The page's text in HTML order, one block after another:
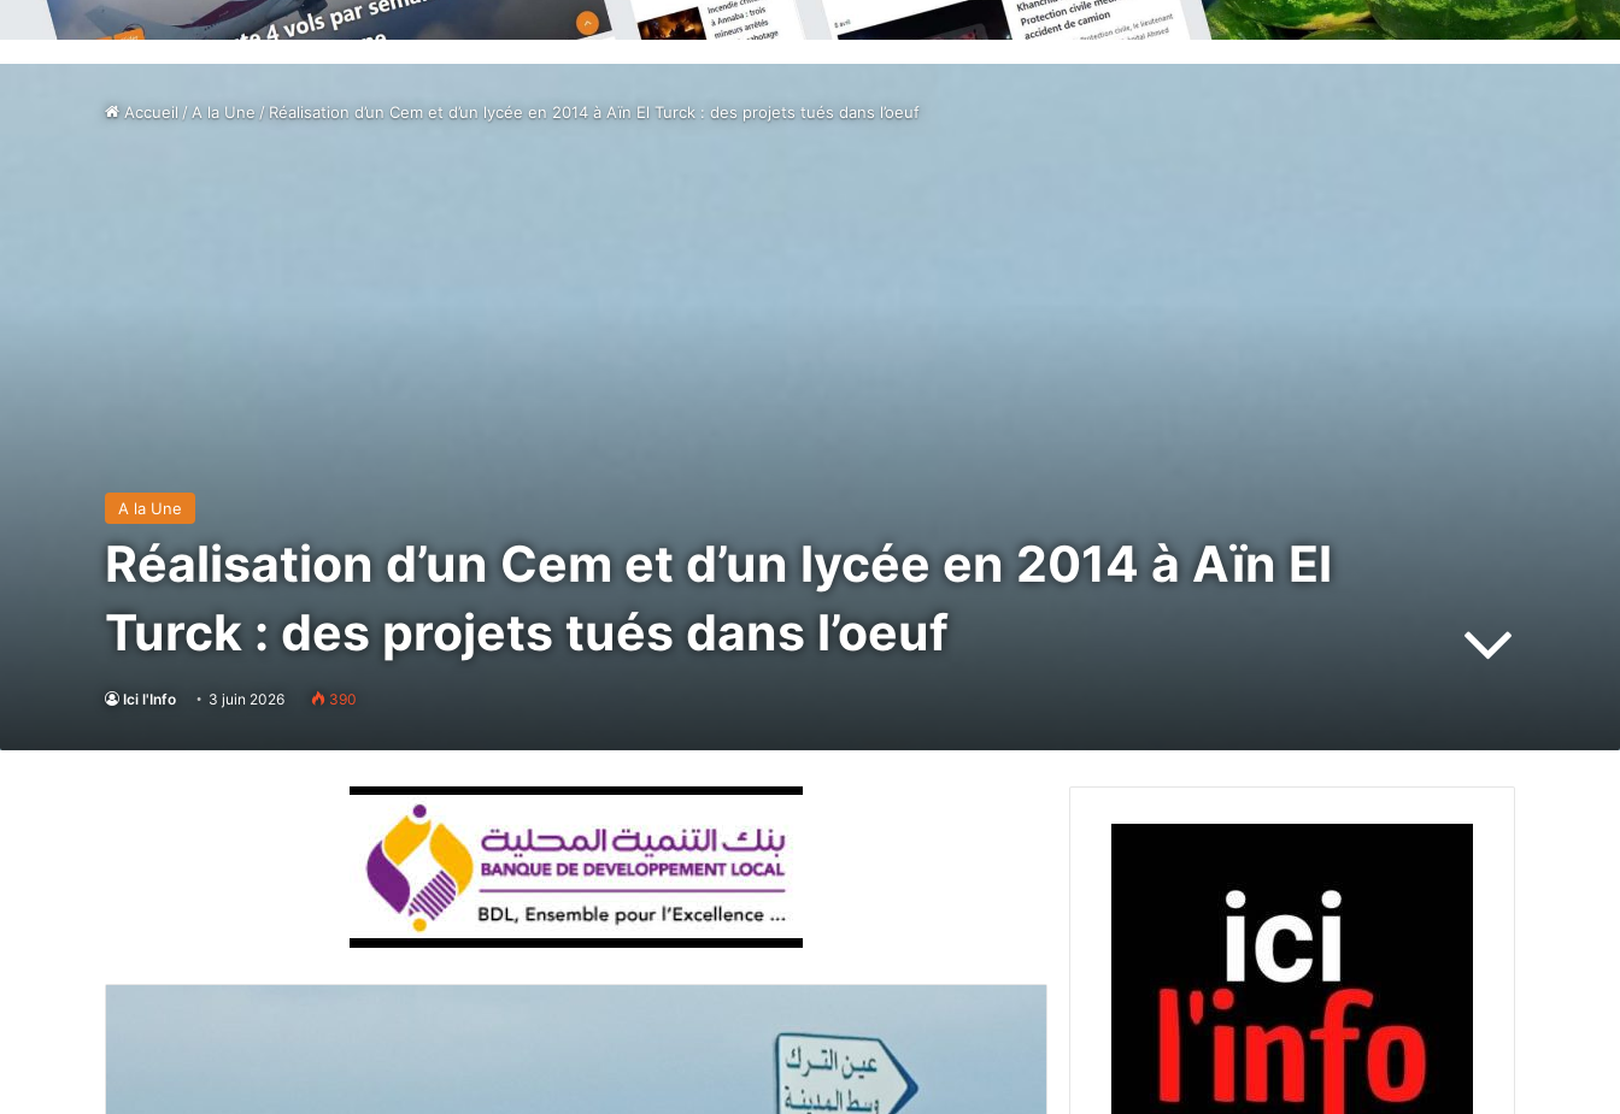
Accueil / A la Une/Réalisation d’un Cem et d’un lycée en 2014 à Aïn El Turck : des projets tués dans l’oeuf
A la Une
Réalisation d’un Cem et d’un lycée en 2014 à Aïn El
Turck : des projets tués dans l’oeuf
Ici l'Info 3 juin 2026 390